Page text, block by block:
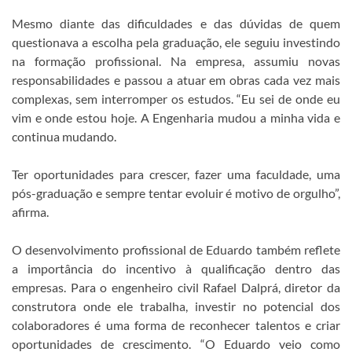
Mesmo diante das dificuldades e das dúvidas de quem
questionava a escolha pela graduação, ele seguiu investindo
na formação profissional. Na empresa, assumiu novas
responsabilidades e passou a atuar em obras cada vez mais
complexas, sem interromper os estudos. “Eu sei de onde eu
vim e onde estou hoje. A Engenharia mudou a minha vida e
continua mudando.
Ter oportunidades para crescer, fazer uma faculdade, uma
pós-graduação e sempre tentar evoluir é motivo de orgulho”,
afirma.
O desenvolvimento profissional de Eduardo também reflete
a importância do incentivo à qualificação dentro das
empresas. Para o engenheiro civil Rafael Dalprá, diretor da
construtora onde ele trabalha, investir no potencial dos
colaboradores é uma forma de reconhecer talentos e criar
oportunidades de crescimento. “O Eduardo veio como